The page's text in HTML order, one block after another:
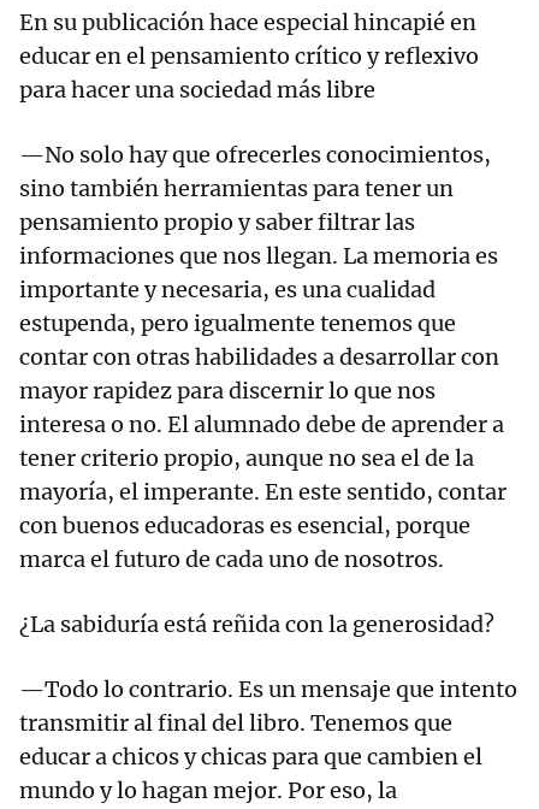
En su publicación hace especial hincapié en
educar en el pensamiento crítico y reflexivo
para hacer una sociedad más libre
—No solo hay que ofrecerles conocimientos,
sino también herramientas para tener un
pensamiento propio y saber filtrar las
informaciones que nos llegan. La memoria es
importante y necesaria, es una cualidad
estupenda, pero igualmente tenemos que
contar con otras habilidades a desarrollar con
mayor rapidez para discernir lo que nos
interesa o no. El alumnado debe de aprender a
tener criterio propio, aunque no sea el de la
mayoría, el imperante. En este sentido, contar
con buenos educadoras es esencial, porque
marca el futuro de cada uno de nosotros.
¿La sabiduría está reñida con la generosidad?
—Todo lo contrario. Es un mensaje que intento
transmitir al final del libro. Tenemos que
educar a chicos y chicas para que cambien el
mundo y lo hagan mejor. Por eso, la